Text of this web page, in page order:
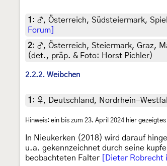
1 : ♂, Österreich, Südsteiermark,
Forum]
2: ♂, Österreich, Steiermark, Graz,
(det., präp. & Foto: Horst Pichler)
2.2.2. Weibchen
1 : ♀, Deutschland, Nordrhein-
Hinweis: ein bis zum 23. April 2024 hier gezeigtes
In Nieukerken (2018) wird darauf
u.a. gekennzeichnet durch seine
beobachteten Falter
[Dieter Robrecht